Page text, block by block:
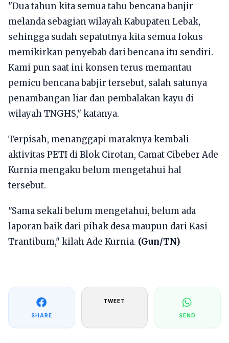
"Dua tahun kita semua tahu bencana banjir
melanda sebagian wilayah Kabupaten Lebak,
sehingga sudah sepatutnya kita semua fokus
memikirkan penyebab dari bencana itu sendiri.
Kami pun saat ini konsen terus memantau
pemicu bencana babjir tersebut, salah satunya
penambangan liar dan pembalakan kayu di
wilayah TNGHS," katanya.
Terpisah, menanggapi maraknya kembali
aktivitas PETI di Blok Cirotan, Camat Cibeber Ade
Kurnia mengaku belum mengetahui hal
tersebut.
"Sama sekali belum mengetahui, belum ada
laporan baik dari pihak desa maupun dari Kasi
Trantibum," kilah Ade Kurnia. (Gun/TN)
SHARE
TWEET
SEND